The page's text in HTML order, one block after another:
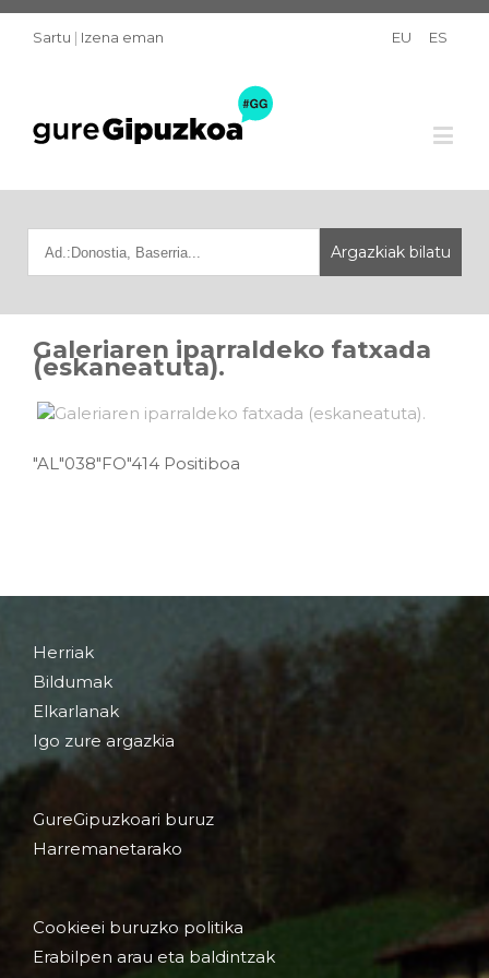
Sartu | Izena eman EU ES
Galeriaren iparraldeko fatxada
(eskaneatuta).
"AL"038"FO"414 Positiboa
Herriak
Bildumak
Elkarlanak
Igo zure argazkia
GureGipuzkoari buruz
Harremanetarako
Cookieei buruzko politika
Erabilpen arau eta baldintzak